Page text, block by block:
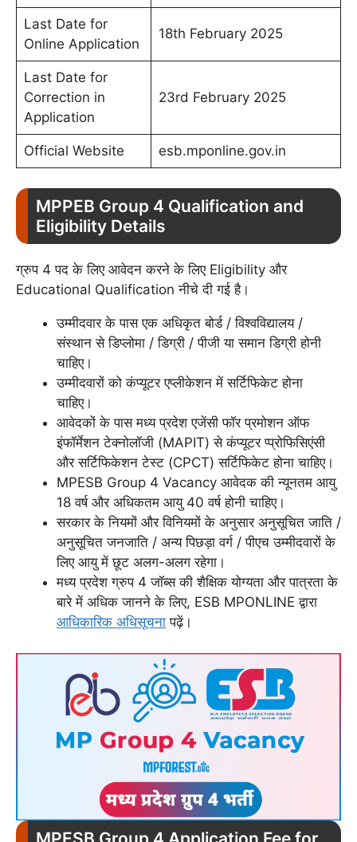
Last Date for
Online Application
18th February 2025
Last Date for
Correction in
Application
23rd February 2025
Official Website esb.mponline.gov.in
MPPEB Group 4 Qualification and
Eligibility Details
ग्रुप 4 पद के लिए आवेदन करने के लिए Eligibility और
Educational Qualification नीचे दी गई है।
उम्मीदवार के पास एक अधिकृत बोर्ड / विश्वविद्यालय /
संस्थान से डिप्लोमा / डिग्री / पीजी या समान डिग्री होनी
चाहिए।
उम्मीदवारों को कंप्यूटर एप्लीकेशन में सर्टिफिकेट होना
चाहिए।
आवेदकों के पास मध्य प्रदेश एजेंसी फॉर प्रमोशन ऑफ
इंफॉर्मेशन टेक्नोलॉजी (MAPIT) से कंप्यूटर प्प्रोफिसिएंसी
और सर्टिफिकेशन टेस्ट (CPCT) सर्टिफिकेट होना चाहिए।
MPESB Group 4 Vacancy आवेदक की न्यूनतम आयु
18 वर्ष और अधिकतम आयु 40 वर्ष होनी चाहिए।
सरकार के नियमों और विनियमों के अनुसार अनुसूचित जाति /
अनुसूचित जनजाति / अन्य पिछड़ा वर्ग / पीएच उम्मीदवारों के
लिए आयु में छूट अलग-अलग रहेगा।
मध्य प्रदेश ग्रुप 4 जॉब्स की शैक्षिक योग्यता और पात्रता के
बारे में अधिक जानने के लिए, ESB MPONLINE द्वारा
आधिकारिक अधिसूचना पढ़ें।
MPESB Group 4 Application Fee for